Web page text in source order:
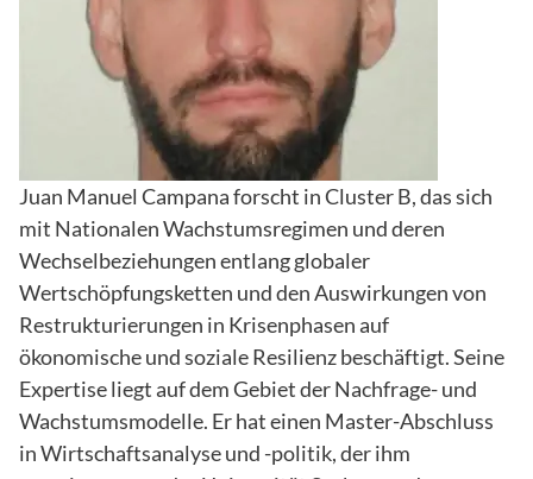
Juan Manuel Campana forscht in Cluster B, das sich
mit Nationalen Wachstumsregimen und deren
Wechselbeziehungen entlang globaler
Wertschöpfungsketten und den Auswirkungen von
Restrukturierungen in Krisenphasen auf
ökonomische und soziale Resilienz beschäftigt. Seine
Expertise liegt auf dem Gebiet der Nachfrage- und
Wachstumsmodelle. Er hat einen Master-Abschluss
in Wirtschaftsanalyse und -politik, der ihm